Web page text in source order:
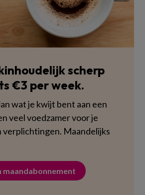
scherp
€3 per week.
wat je kwijt bent aan een
veel voedzamer voor je
verplichtingen. Maandelijks
maandabonnement